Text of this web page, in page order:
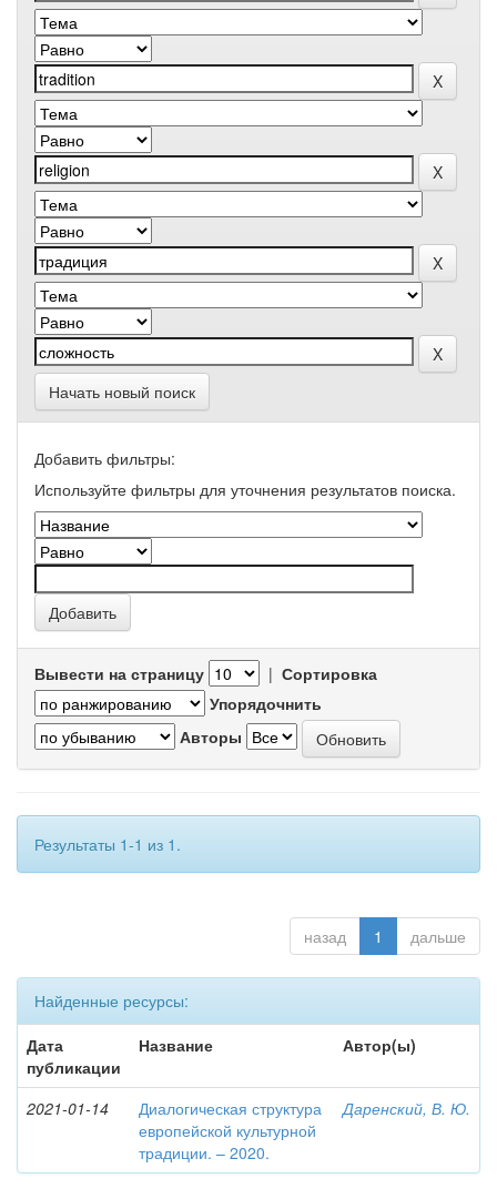
Начать новый поиск
Добавить фильтры:
Используйте фильтры для уточнения результатов поиска.
Вывести на страницу | Сортировка
Упорядочнить
Авторы
Результаты 1-1 из 1.
назад 1 дальше
Найденные ресурсы:
Дата
публикации
Название Автор(ы)
2021-01-14
Диалогическая структура
европейской культурной
традиции. – 2020.
Даренский, В. Ю.